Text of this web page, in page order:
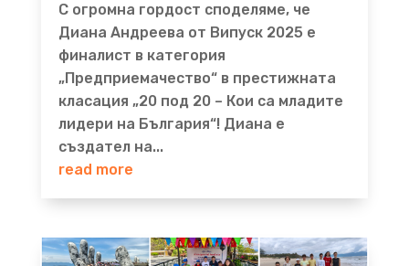
С огромна гордост споделяме, че
Диана Андреева от Випуск 2025 е
финалист в категория
„Предприемачество“ в престижната
класация „20 под 20 – Кои са младите
лидери на България“! Диана е
създател на...
read more